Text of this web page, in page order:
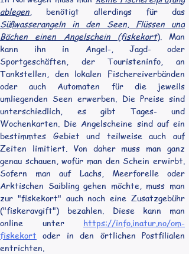
ablegen
Süßwasserangeln in den Seen, Flüssen und
Bächen einen Angelschein (fiskekort). Man
kann ihn in Angel-, Jagd- oder
Sportgeschäften, der Touristeninfo, an
Tankstellen, den lokalen Fischereiverbänden
oder auch Automaten für die jeweils
umliegenden Seen erwerben. Die Preise sind
unterschiedlich, es gibt Tages- und
Wochenkarten. Die Angelscheine sind auf ein
bestimmtes Gebiet und teilweise auch auf
Zeiten limitiert. Von daher muss man ganz
genau schauen, wofür man den Schein erwirbt.
Sofern man auf Lachs, Meerforelle oder
Arktischen Saibling gehen möchte, muss man
zur "fiskekort" auch noch eine Zusatzgebühr
("fiskeravgift") bezahlen. Diese kann man
online unter https://info.inatur.no/om-
fiskekort oder in den örtlichen Postfilialen
entrichten.